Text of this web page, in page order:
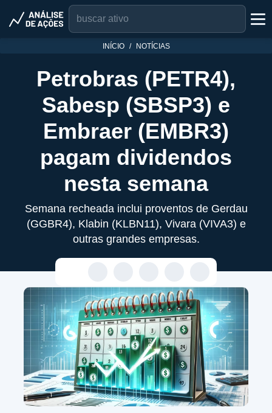
INÍCIO NOTÍCIAS
Petrobras (PETR4),
Sabesp (SBSP3) e
Embraer (EMBR3)
pagam dividendos
nesta semana
Semana recheada inclui proventos de Gerdau
(GGBR4), Klabin (KLBN11), Vivara (VIVA3) e
outras grandes empresas.